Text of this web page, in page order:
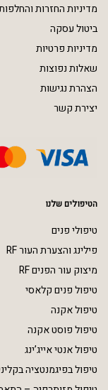
מדיניות החזרות
ביטול עסקה
מדיניות פרטיות
שאלות נפוצות
הצהרת נגישות
יצירת קשר
הטיפולים שלנו
טיפולי פנים
פילינג והצערת העור RF
מיצוק עור הפנים RF
טיפול פנים קלאסי
טיפול אקנה
טיפול פוסט אקנה
טיפול אנטי אייג’ינג
טיפול בפיגמנטציה